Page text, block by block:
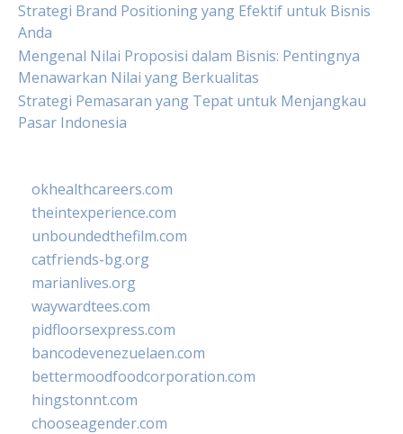
Strategi Brand Positioning yang Efektif untuk Bisnis
Anda
Mengenal Nilai Proposisi dalam Bisnis: Pentingnya
Menawarkan Nilai yang Berkualitas
Strategi Pemasaran yang Tepat untuk Menjangkau
Pasar Indonesia
okhealthcareers.com
theintexperience.com
unboundedthefilm.com
catfriends-bg.org
marianlives.org
waywardtees.com
pidfloorsexpress.com
bancodevenezuelaen.com
bettermoodfoodcorporation.com
hingstonnt.com
chooseagender.com